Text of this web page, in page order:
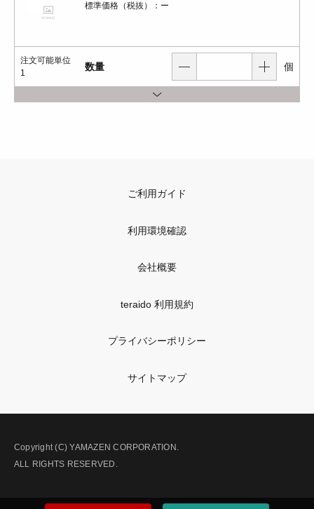
標準価格（税抜）： ー
注文可能単位
1
数量 個
ご利用ガイド
利用環境確認
会社概要
teraido 利用規約
プライバシーポリシー
サイトマップ
Copyright (C) YAMAZEN CORPORATION.
ALL RIGHTS RESERVED.